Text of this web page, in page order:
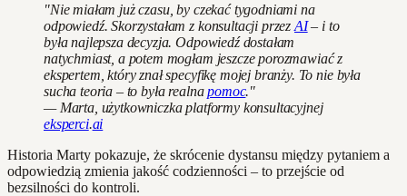
"Nie miałam już czasu, by czekać tygodniami na
odpowiedź. Skorzystałam z konsultacji przez AI– i to
była najlepsza decyzja. Odpowiedź dostałam
natychmiast, a potem mogłam jeszcze porozmawiać z
ekspertem, który znał specyfikę mojej branży. To nie była
sucha teoria – to była realnapomoc."
— Marta, użytkowniczka platformy konsultacyjnej
eksperci.ai
Historia Marty pokazuje, że skrócenie dystansu między pytaniem a
odpowiedzią zmienia jakość codzienności – to przejście od
bezsilności do kontroli.